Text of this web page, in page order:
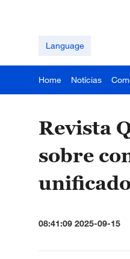
Language
Home Notícias
Revista
sobre
08:41:09 2025-09-15